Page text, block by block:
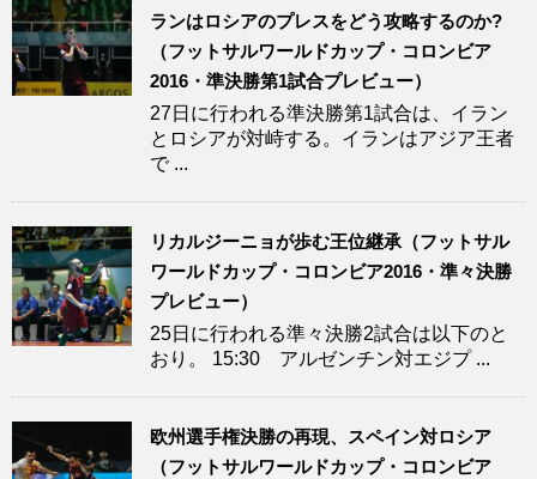
ランはロシアのプレスをどう攻略するのか?
（フットサルワールドカップ・コロンビア
2016・準決勝第1試合プレビュー）
27日に行われる準決勝第1試合は、イラン
とロシアが対峙する。イランはアジア王者
で ...
リカルジーニョが歩む王位継承（フットサル
ワールドカップ・コロンビア2016・準々決勝
プレビュー）
25日に行われる準々決勝2試合は以下のと
おり。 15:30 アルゼンチン対エジプ ...
欧州選手権決勝の再現、スペイン対ロシア
（フットサルワールドカップ・コロンビア